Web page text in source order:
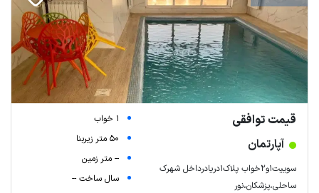
قیمت توافقی
آپارتمان
سوییت۱و۲خواب پلاک۱دریادرداخل شهرک
ساحلی،پزشکان،نور
1 خواب
50 متر زیربنا
-- متر زمین
سال ساخت --